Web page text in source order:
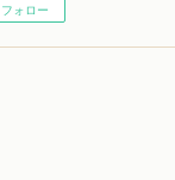
フォロー